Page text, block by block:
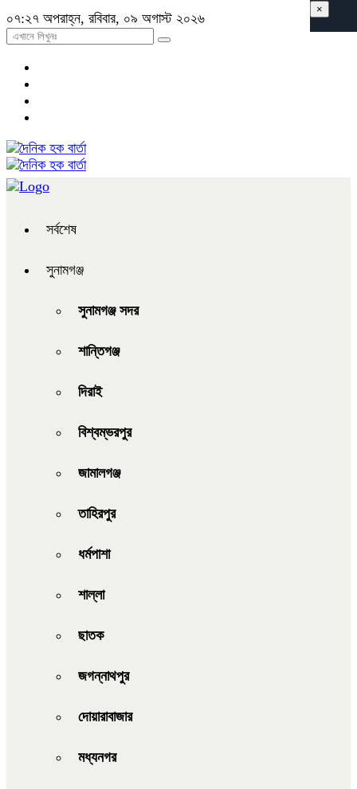
০৭:২৭ অপরাহ্ন, রবিবার, ০৯ অগাস্ট ২০২৬
সর্বশেষ
সুনামগঞ্জ
সুনামগঞ্জ সদর
শান্তিগঞ্জ
দিরাই
বিশ্বম্ভরপুর
জামালগঞ্জ
তাহিরপুর
ধর্মপাশা
শাল্লা
ছাতক
জগন্নাথপুর
দোয়ারাবাজার
মধ্যনগর
×